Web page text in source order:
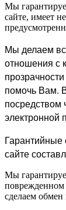
Мы
сайте, имеет
Мы делаем
отношения с
помочь Вам.
посредством
электронной
сайте
Мы
поврежденном
сделаем